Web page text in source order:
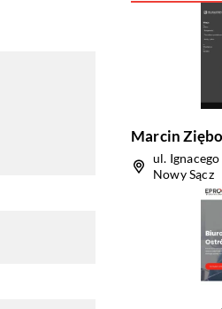
Marcin
ul.
Nowy Sącz